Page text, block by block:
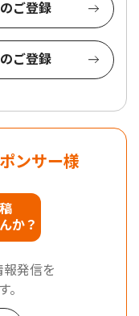
ご登録
ご登録
ンサー様
か？
発信を
。